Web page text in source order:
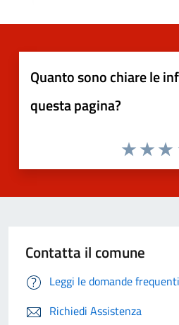
Quanto sono chiare le
questa pagina?
Contatta il comune
Leggi le domande frequenti
Richiedi Assistenza